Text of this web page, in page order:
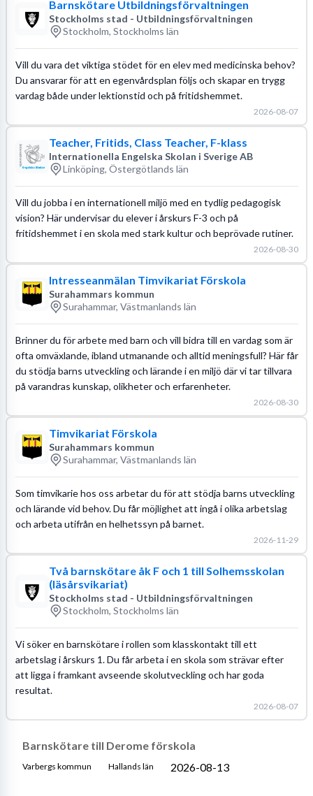
Barnskötare Utbildningsförvaltningen
Stockholms stad - Utbildningsförvaltningen
Stockholm, Stockholms län
Vill du vara det viktiga stödet för en elev med medicinska behov?
Du ansvarar för att en egenvårdsplan följs och skapar en trygg
vardag både under lektionstid och på fritidshemmet.
2026-08-07
Teacher, Fritids, Class Teacher, F-klass
Internationella Engelska Skolan i Sverige AB
Linköping, Östergötlands län
Vill du jobba i en internationell miljö med en tydlig pedagogisk
vision? Här undervisar du elever i årskurs F-3 och på
fritidshemmet i en skola med stark kultur och beprövade rutiner.
2026-08-30
Intresseanmälan Timvikariat Förskola
Surahammars kommun
Surahammar, Västmanlands län
Brinner du för arbete med barn och vill bidra till en vardag som är
ofta omväxlande, ibland utmanande och alltid meningsfull? Här får
du stödja barns utveckling och lärande i en miljö där vi tar tillvara
på varandras kunskap, olikheter och erfarenheter.
2026-08-30
Timvikariat Förskola
Surahammars kommun
Surahammar, Västmanlands län
Som timvikarie hos oss arbetar du för att stödja barns utveckling
och lärande vid behov. Du får möjlighet att ingå i olika arbetslag
och arbeta utifrån en helhetssyn på barnet.
2026-11-29
Två barnskötare åk F och 1 till Solhemsskolan
(läsårsvikariat)
Stockholms stad - Utbildningsförvaltningen
Stockholm, Stockholms län
Vi söker en barnskötare i rollen som klasskontakt till ett
arbetslag i årskurs 1. Du får arbeta i en skola som strävar efter
att ligga i framkant avseende skolutveckling och har goda
resultat.
2026-08-07
Barnskötare till Derome förskola
Varbergs kommun Hallands län 2026-08-13